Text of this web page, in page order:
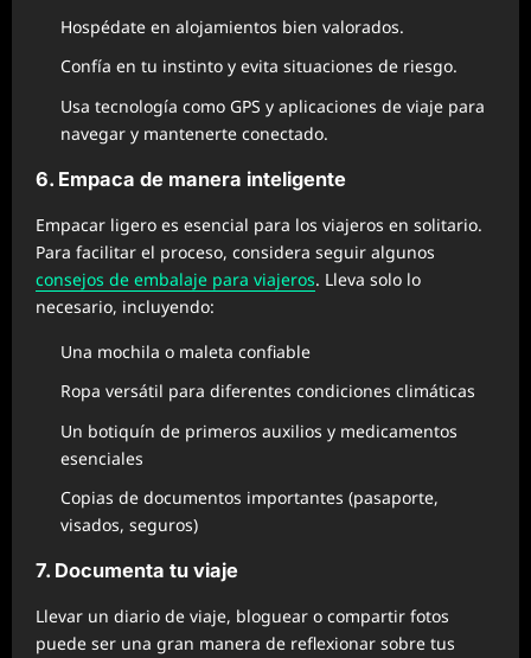
Hospédate en alojamientos bien valorados.
Confía en tu instinto y evita situaciones de riesgo.
Usa tecnología como GPS y aplicaciones de viaje para
navegar y mantenerte conectado.
6. Empaca de manera inteligente
Empacar ligero es esencial para los viajeros en solitario.
Para facilitar el proceso, considera seguir algunos
consejos de embalaje para viajeros. Lleva solo lo
necesario, incluyendo:
Una mochila o maleta confiable
Ropa versátil para diferentes condiciones climáticas
Un botiquín de primeros auxilios y medicamentos
esenciales
Copias de documentos importantes (pasaporte,
visados, seguros)
7. Documenta tu viaje
Llevar un diario de viaje, bloguear o compartir fotos
puede ser una gran manera de reflexionar sobre tus